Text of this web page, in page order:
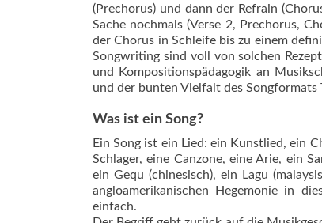
(Prechorus) und dann der Refrain
Sache nochmals (Verse 2, Prechorus,
der Chorus in Schleife bis zu einem
Songwriting sind voll von solchen
und Kompositionspädagogik an
und der bunten Vielfalt des Songformats
Was ist ein Song?
Ein Song ist ein Lied: ein Kunstlied, ein
Schlager, eine Canzone, eine Arie, ein
ein Gequ (chinesisch), ein Lagu
angloamerikanischen Hegemonie in
einfach.